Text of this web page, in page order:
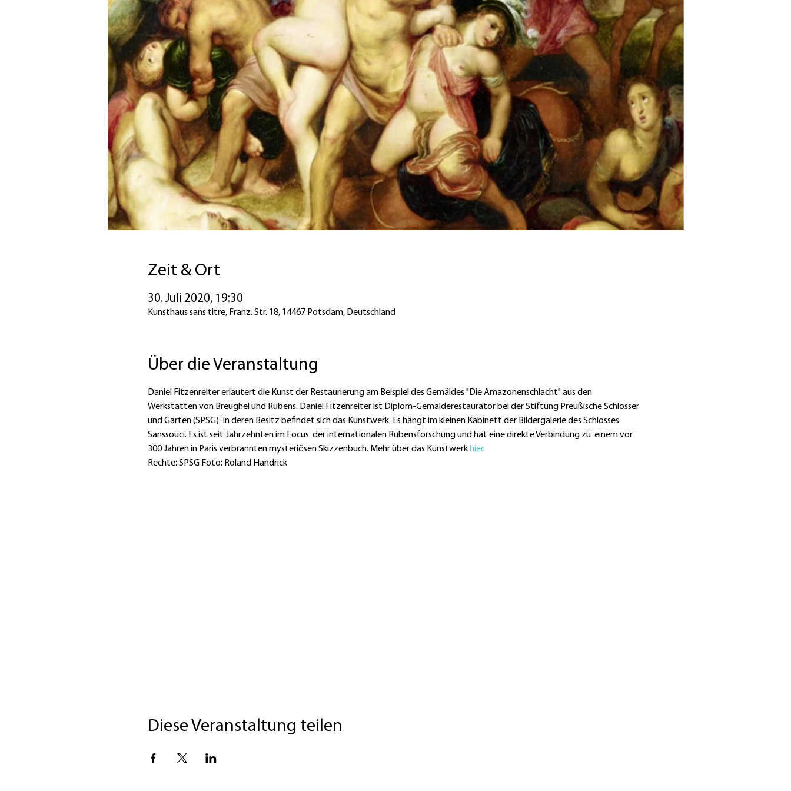
Zeit & Ort
30. Juli 2020, 19:30
Kunsthaus sans titre, Franz. Str. 18, 14467 Potsdam, Deutschland
Über die Veranstaltung
Daniel Fitzenreiter erläutert die Kunst der Restaurierung am Beispiel des Gemäldes "Die Amazonenschlacht" aus den
Werkstätten von Breughel und Rubens. Daniel Fitzenreiter ist Diplom-Gemälderestaurator bei der Stiftung Preußische Schlösser
und Gärten (SPSG). In deren Besitz befindet sich das Kunstwerk. Es hängt im kleinen Kabinett der Bildergalerie des Schlosses
Sanssouci. Es ist seit Jahrzehnten im Focus  der internationalen Rubensforschung und hat eine direkte Verbindung zu  einem vor
300 Jahren in Paris verbrannten mysteriösen Skizzenbuch. Mehr über das Kunstwerk hier.
Rechte: SPSG Foto: Roland Handrick
Diese Veranstaltung teilen